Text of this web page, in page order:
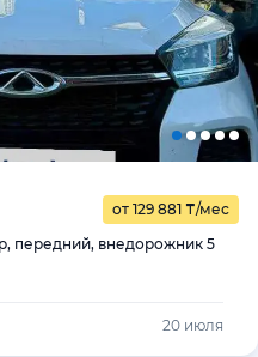
от 129 881 ₸/мес
передний, внедорожник 5
20 июля